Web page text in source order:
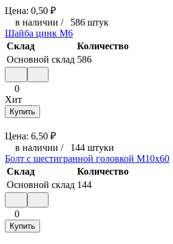
Цена: 0,50 ₽
в наличии / 586 штук
Шайба цинк М6
Склад
Количество
Основной склад 586
0
Хит
Купить
Цена: 6,50 ₽
в наличии / 144 штуки
Болт с шестигранной головкой М10x60
Склад
Количество
Основной склад 144
0
Купить